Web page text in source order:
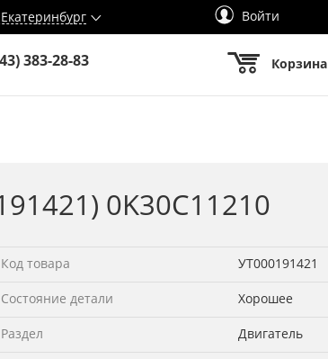
Екатеринбург Войти
383-28-83 Корзина
0K30C11210
Код товара УТ000191421
Состояние детали Хорошее
Раздел Двигатель